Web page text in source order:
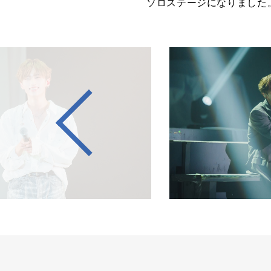
ソロステージになりました